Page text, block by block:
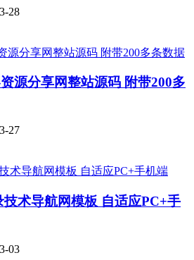
28
源分享网整站源码 附带200多
27
术导航网模板 自适应PC+手
03